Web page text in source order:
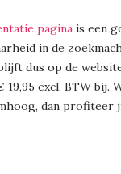
pagina is een
in de
dus op de
excl. BTW bij.
dan profiteer